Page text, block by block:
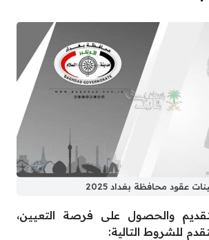
عقود محافظة بغداد 2025
والحصول على فرصة التعيين،
للشروط التالية: